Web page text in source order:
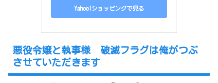
Yahoo!ショッピングで見る
悪役令嬢と執事様 破滅フラグは俺がつぶ
させていただきます